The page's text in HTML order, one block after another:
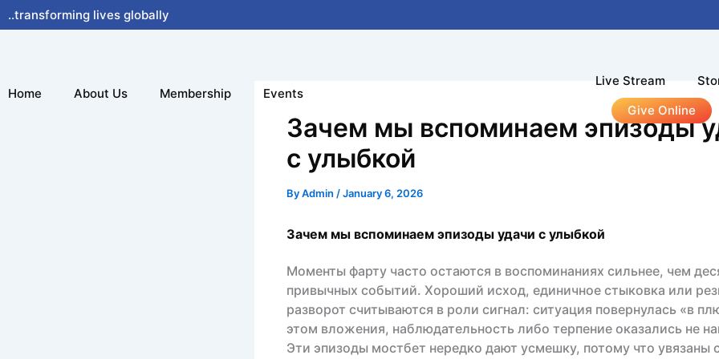
Skip
to
..transforming lives globally
Home About Us Membership Events
Live Stream
Give Online
Зачем мы вспоминаем эпизоды
с улыбкой
ByAdmin /January 6, 2026
Зачем мы вспоминаем эпизоды удачи с улыбкой
Моменты фарту часто остаются в воспоминаниях сильнее, чем
привычных событий. Хороший исход, единичное стыковка или
разворот считываются в роли сигнал: ситуация повернулась «в
этом вложения, наблюдательность либо терпение оказались не
Эти эпизоды мостбет нередко дают усмешку, потому что увязаны